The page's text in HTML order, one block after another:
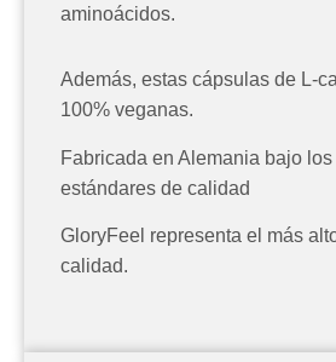
aminoácidos.
Además, estas cápsulas de L-
100% veganas.
Fabricada en Alemania bajo
estándares de calidad
GloryFeel representa el más
calidad.